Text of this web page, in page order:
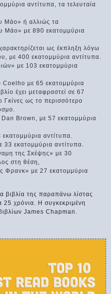
αντίτυπα, τα τελευταία
Μάο» ή αλλιώς τα
Μάο» με 890 εκατομμύρια
ως έκπληξη λόγω
με 400 εκατομμύρια αντίτυπα.
με 103 εκατομμύρια
με 65 εκατομμύρια
έχει μεταφραστεί σε 67
Γκίνες ως το περισσότερο
Brown, με 57 εκατομμύρια
αντίτυπα.
33 εκατομμύρια αντίτυπα.
της Σκέψης» με 30
στη θέση,
Φρανκ» με 27 εκατομμύρια
βιβλία της παραπάνω λίστας
25 χρόνια. Η συγκεκριμένη
James Chapman.